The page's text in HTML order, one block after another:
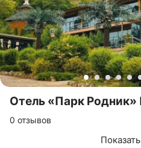
Отель «Парк Родник»
0 отзывов